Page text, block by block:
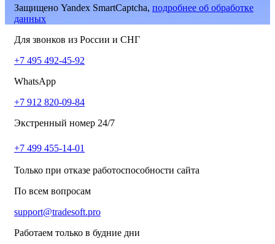
Защищено Yandex SmartCaptcha, подробнее об обработке
данных
Для звонков из России и СНГ
+7 495 492-45-92
WhatsApp
+7 912 820-09-84
Экстренный номер 24/7
+7 499 455-14-01
Только при отказе работоспособности сайта
По всем вопросам
support@tradesoft.pro
Работаем только в будние дни